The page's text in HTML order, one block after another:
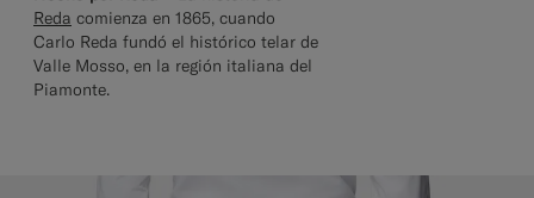
Reda comienza en 1865, cuando
Carlo Reda fundó el histórico telar de
Valle Mosso, en la región italiana del
Piamonte.